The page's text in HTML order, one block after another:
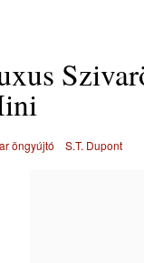
öngyújtó S.T. Dupont